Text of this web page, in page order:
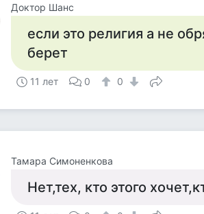
Доктор Шанс
если это религия а не
берет
11 лет 0 0
Тамара Симоненкова
Нет,тех, кто этого